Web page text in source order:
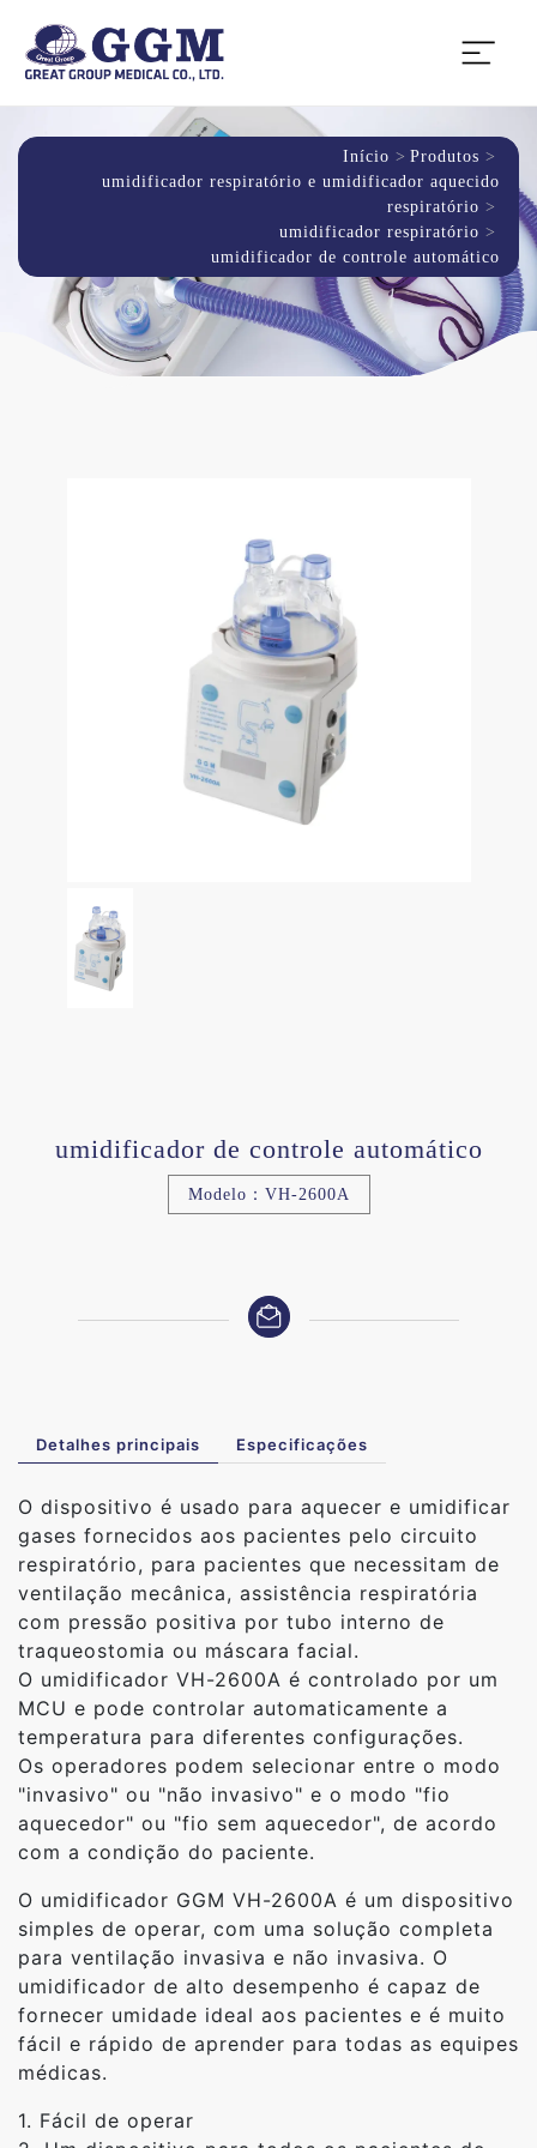
Início
Produtos
umidificador respiratório e umidificador aquecido
respiratório
umidificador respiratório
umidificador de controle automático
umidificador de controle automático
Modelo：VH-2600A
Detalhes principais Especificações
O dispositivo é usado para aquecer e umidificar
gases fornecidos aos pacientes pelo circuito
respiratório, para pacientes que necessitam de
ventilação mecânica, assistência respiratória
com pressão positiva por tubo interno de
traqueostomia ou máscara facial.
O umidificador VH-2600A é controlado por um
MCU e pode controlar automaticamente a
temperatura para diferentes configurações.
Os operadores podem selecionar entre o modo
"invasivo" ou "não invasivo" e o modo "fio
aquecedor" ou "fio sem aquecedor", de acordo
com a condição do paciente.
O umidificador GGM VH-2600A é um dispositivo
simples de operar, com uma solução completa
para ventilação invasiva e não invasiva. O
umidificador de alto desempenho é capaz de
fornecer umidade ideal aos pacientes e é muito
fácil e rápido de aprender para todas as equipes
médicas.
1. Fácil de operar